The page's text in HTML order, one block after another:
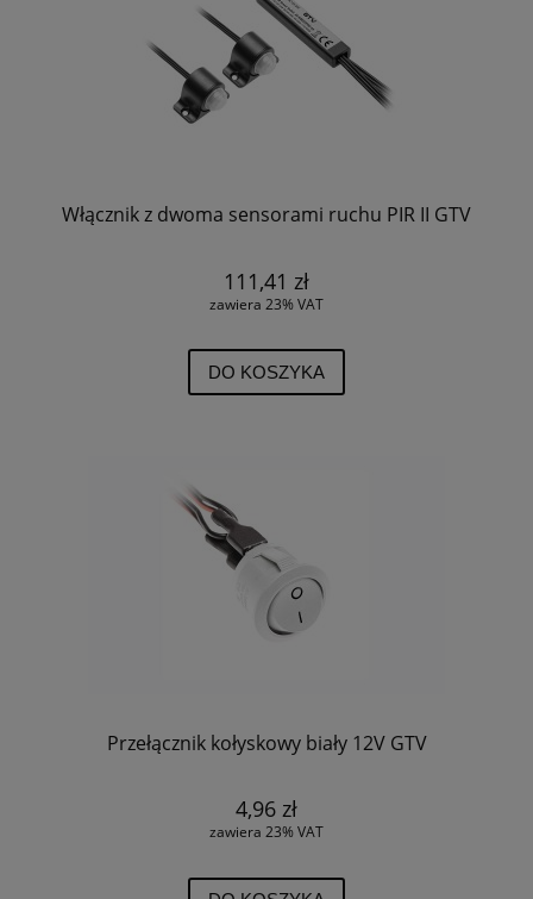
Włącznik z dwoma sensorami ruchu PIR II GTV
111,41 zł
zawiera 23% VAT
DO KOSZYKA
Przełącznik kołyskowy biały 12V GTV
4,96 zł
zawiera 23% VAT